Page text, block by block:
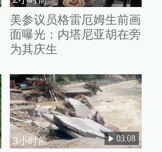
美参议员格雷厄姆生前画
面曝光：内塔尼亚胡在旁
为其庆生
3小时前 03:08